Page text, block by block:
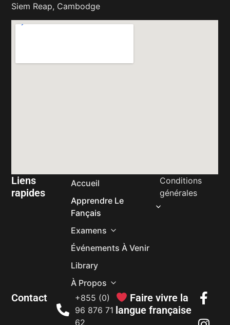
Siem Reap, Cambodge
Liens
rapides
Accueil
Apprendre Le
Fançais
Examens
Événements À Venir
Library
À Propos
Conditions
générales
Contact
+855 (0)
96 876 71
62
Faire vivre la
langue française